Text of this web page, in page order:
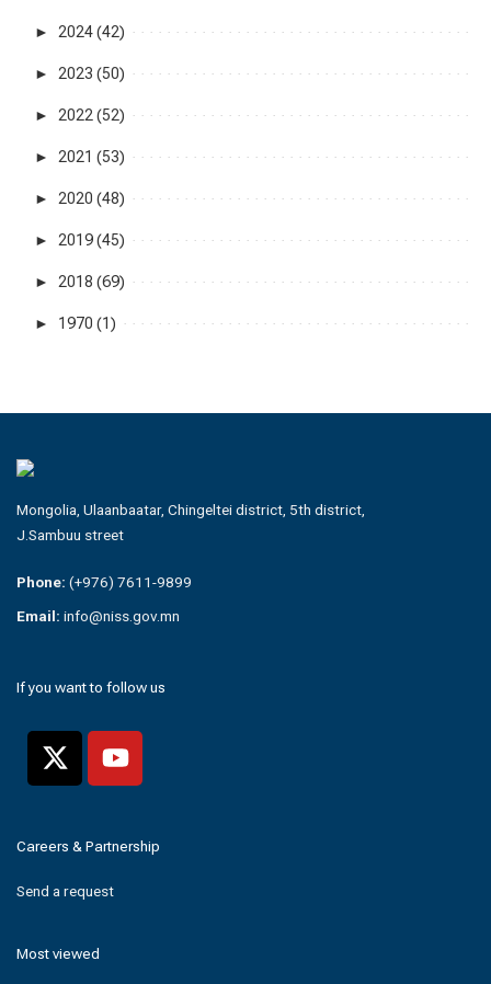
► 2024 (42)
► 2023 (50)
► 2022 (52)
► 2021 (53)
► 2020 (48)
► 2019 (45)
► 2018 (69)
► 1970 (1)
Mongolia, Ulaanbaatar, Chingeltei district, 5th district,
J.Sambuu street
Phone: (+976) 7611-9899
Email: info@niss.gov.mn
If you want to follow us
Careers & Partnership
Send a request
Most viewed